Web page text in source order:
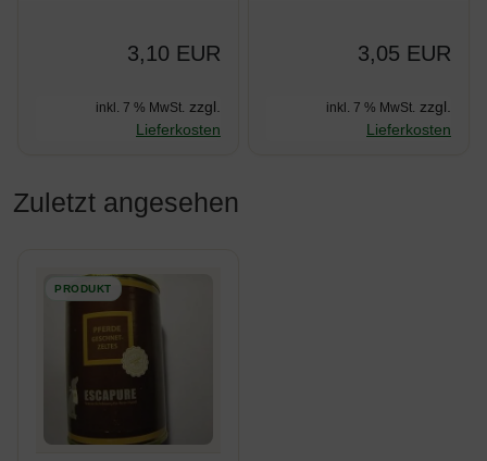
3,10 EUR
inkl. 7 % MwSt. zzgl.
Lieferkosten
3,05 EUR
inkl. 7 % MwSt. zzgl.
Lieferkosten
Zuletzt angesehen